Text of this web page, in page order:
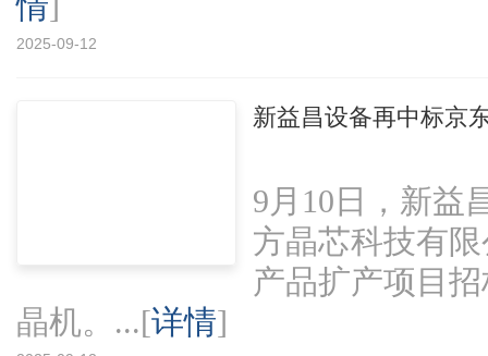
2025-09-12
新益昌设备再中标京
9月10日，新益
方晶芯科技有
产品扩产项目
晶机。...[详情]